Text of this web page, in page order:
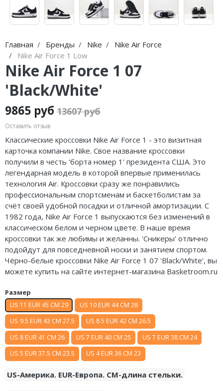
Главная Бренды Nike
Nike Air Force
Nike Air Force 1 Low
Nike Air Force 1 07
'Black/White'
9865 руб 13607 руб
Оставить отзыв
Классические кроссовки Nike Air Force 1 - это визитная
карточка компании Nike. Свое название кроссовки
получили в честь 'борта номер 1' президента США. Это
легендарная модель в которой впервые применилась
технология Air. Кроссовки сразу же понравились
профессиональным спортсменам и баскетболистам за
счёт своей удобной посадки и отличной амортизации. С
1982 года, Nike Air Force 1 выпускаются без изменений в
классическом белом и черном цвете. В наше время
кроссовки так же любимы и желанны. 'Сникеры' отлично
подойдут для повседневной носки и занятием спортом.
Чёрно-белые кроссовки Nike Air Force 1 07 'Black/White', вы
можете купить на сайте интернет-магазина Basketroom.ru
Размер
US 11 EUR 45 CM 29
US 10 EUR 44 CM 28
US 9.5 EUR 43 CM 27.5
US 8.5 EUR 42 CM 26.5
US 8 EUR 41 CM 26
US 7 EUR 40 CM 25
US 7 EUR 38 CM 24
US 5 EUR 37.5 CM 23.5
US 4 EUR 36 CM 23
US-Америка. EUR-Европа. CM-длина стельки.
Jordan Tatum
Air Jordan 312
Air Jordan 40
Air Jordan 39
Air Jordan 38
Air Jordan 37
Air Jordan 36
Air Jordan 1
Air Jordan 3
Air Jordan 4
Air Jordan 5
Air Jordan 6
Air Jordan 7
Air Jordan 10
Air Jordan 11
Air Jordan 12
Air Jordan 13
Air Jordan 14
Nike Dunk
Nike Shox
Nike Blazer
Nike P-6000
Nike Initiator
Nike Pegasus
Nike Precision
Nike Hyperdunk
Nike Hyperset
Nike Cosmic Unity
Nike Air Deldon
Nike Sabrina
Nike A’ja
Nike ST
Nike GT
Nike Ja
Nike Book
Nike LeBron
adidas Samba
adidas Gazelle
adidas Handball
adidas Adistar
adidas adiFOM
adidas Adizero
adidas Harden
adidas Dame
adidas AE
Adidas Yeezy Boost 350 V2
MMY
ASICS
HOKA
A Bathing Ape
Travis Scott
Converse
Old Order
LACOSTE
The North Face